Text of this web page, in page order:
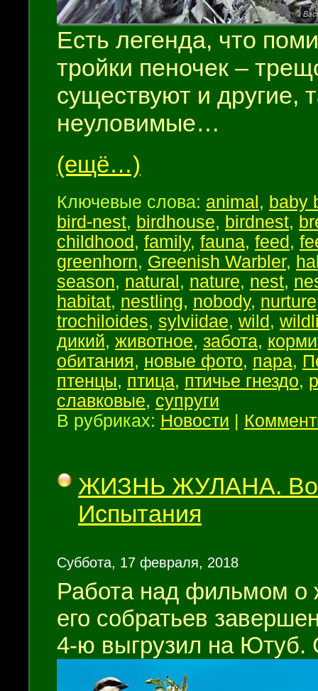
Есть легенда, что
тройки пеночек –
существуют и другие,
неуловимые…
(ещё…)
Ключевые слова: animal , baby
bird-nest, birdhouse, birdnest,
childhood , family, fauna, feed ,
greenhorn, Greenish Warbler,
season, natural , nature, nest,
habitat, nestling, nobody, nurture
trochiloides, sylviidae, wild ,
дикий, животное, забота,
обитания, новые фото, пара,
птенцы, птица, птичье гнездо,
славковые, супруги
В рубриках: Новости
ЖИЗНЬ ЖУЛАНА.
Испытания
Суббота, 17 февраля, 2018
Работа над фильмом о
его собратьев
4-ю выгрузил на Ютуб.